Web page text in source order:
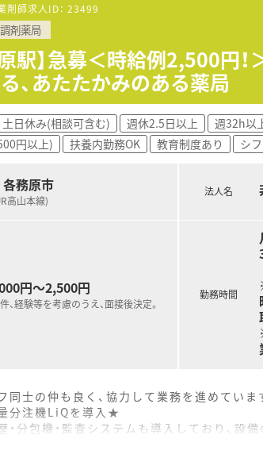
剤師求人ID： 23499
調剤薬局
駅】急募＜時給例2,500円
、あたたかみのある薬局
土日休み(相談可含む) 週休2.5日以上 週32h以
円以上) 扶養内勤務OK 教育制度あり シ
務原市
高山本線)
円～2,500円
、経験等を考慮のうえ、面接後決定。
法人名
勤務時間
士の仲も良く、協力して業務を進めていま
分注機LiQを導入★
分包機・監査システムも導入しており、設備